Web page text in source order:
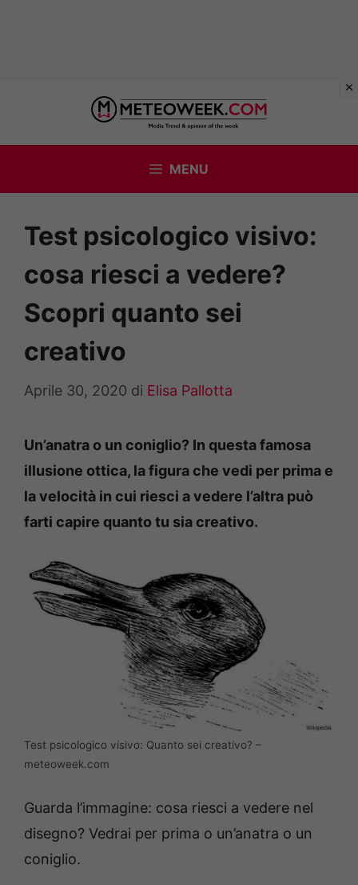
contenuto
MENU
Test psicologico visivo:
cosa riesci a vedere?
Scopri quanto sei
creativo
Aprile 30, 2020 di Elisa Pallotta
Un’anatra o un coniglio? In questa famosa
illusione ottica, la figura che vedi per prima e
la velocità in cui riesci a vedere l’altra può
farti capire quanto tu sia creativo.
Test psicologico visivo: Quanto sei creativo? –
meteoweek.com
Guarda l’immagine: cosa riesci a vedere nel
disegno? Vedrai per prima o un’anatra o un
coniglio.